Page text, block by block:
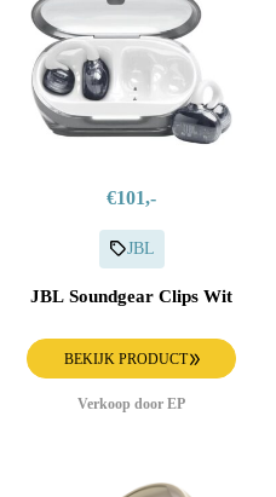
€101,-
JBL
JBL Soundgear Clips Wit
BEKIJK PRODUCT
Verkoop door EP